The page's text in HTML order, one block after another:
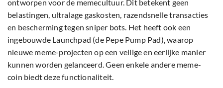
ontworpen voor de memecultuur. Dit betekent geen
belastingen, ultralage gaskosten, razendsnelle transacties
en bescherming tegen sniper bots. Het heeft ook een
ingebouwde Launchpad (de Pepe Pump Pad), waarop
nieuwe meme-projecten op een veilige en eerlijke manier
kunnen worden gelanceerd. Geen enkele andere meme-
coin biedt deze functionaliteit.